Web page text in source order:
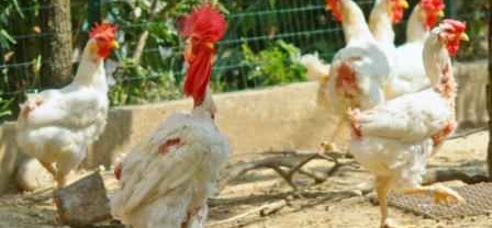
ALLEVAMENTI
BIODIVERSITÀ
CUCINA
PRODOTTI